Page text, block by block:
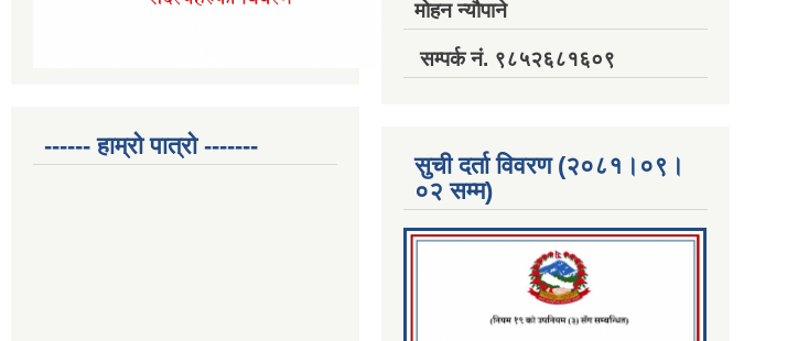
------ हाम्रो पात्रो -------
मोहन न्यौपाने
सम्पर्क नं. ९८५२६८१६०९
सुची दर्ता विवरण (२०८१।०९।
०२ सम्म)